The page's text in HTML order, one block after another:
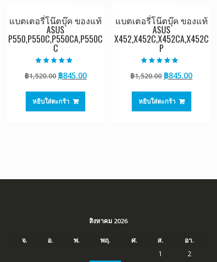
แบตเตอรี่โน๊ตบุ๊ค ของแท้
ASUS
P550,P550C,P550CA,P550C
C
5.00
ตั้งแต่ 1-5
฿1,520.00 Original
was:
฿1,520.00.
฿845.00Current
หยิบใส่ตะกร้า
แบตเตอรี่โน๊ตบุ๊ค ของแท้
ASUS
X452,X452C,X452CA,X452C
P
5.00
ตั้งแต่ 1-5
฿1,520.00 Original
was:
฿1,520.00.
฿845.00
หยิบใส่ตะกร้า
สิงหาคม 2026
จ. อ. พ. พฤ. ศ. ส.
อา.
1
2